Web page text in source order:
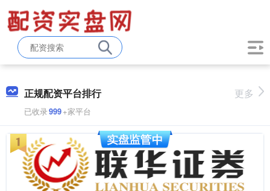
正规配资平台排行
已收录999+家平台
更多